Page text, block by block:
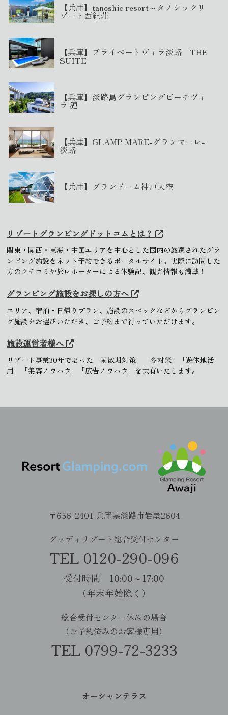
【兵庫】tanoshic resort～タノシックリ
ゾート西紀荘
【兵庫】プライベートヴィラ淡路 THE
SUITE
【兵庫】淡路島グランピングビーチヴィ
ラ 漣
【兵庫】GLAMP MARE-グランマーレ-
淡路
【兵庫】グランドーム神戸天空
リゾートグランピングドットコムとは？
関東・関西・東海・中国エリアを中心とした国内の厳選されたグラ
ンピング施設をネット予約できるポータルサイト。実際に訪問した
方のクチコミや旅レポーターによる体験記、観光情報も満載！
グランピング施設をお探しの方へ
エリア、宿泊・日帰りプラン、施設のスペックなどからグランピン
グ施設をお選びいただき、ご予約まで行っていただけます。
施設運営者様へ
リゾート事業30年で培った「閑散期対策」「冬対策」「遊休地活
用」「集客ノウハウ」「広告ノウハウ」を共有いたします。
〒656-2401 兵庫県淡路市岩屋2604
グッディリゾート総合受付センター
TEL 0120-290-096
受付時間 10:00～17:00
（年末年始除く）
総合受付センター休みの場合
（ご予約済みのお客様専用）
TEL 0799-72-3233
オーシャンテラス